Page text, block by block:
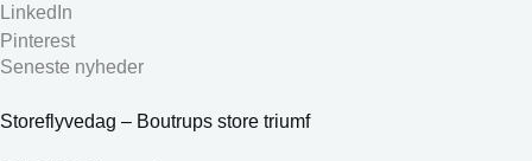
LinkedIn
Pinterest
Seneste nyheder
Storeflyvedag – Boutrups store triumf